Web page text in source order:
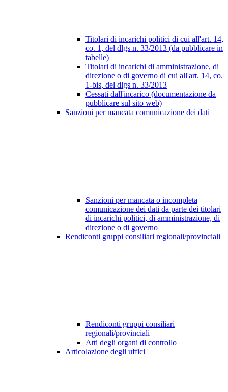
Titolari di incarichi politici di cui all'art. 14,
co. 1, del dlgs n. 33/2013 (da pubblicare in
tabelle)
Titolari di incarichi di amministrazione, di
direzione o di governo di cui all'art. 14, co.
1-bis, del dlgs n. 33/2013
Cessati dall'incarico (documentazione da
pubblicare sul sito web)
Sanzioni per mancata comunicazione dei dati
Sanzioni per mancata o incompleta
comunicazione dei dati da parte dei titolari
di incarichi politici, di amministrazione, di
direzione o di governo
Rendiconti gruppi consiliari regionali/provinciali
Rendiconti gruppi consiliari
regionali/provinciali
Atti degli organi di controllo
Articolazione degli uffici